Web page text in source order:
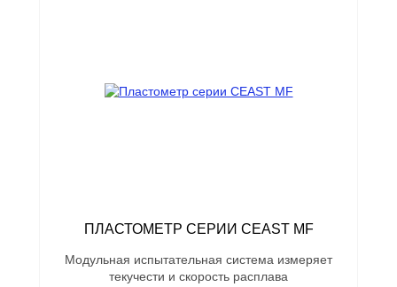
ПЛАСТОМЕТР СЕРИИ CEAST MF
Модульная испытательная система измеряет
текучести и скорость расплава